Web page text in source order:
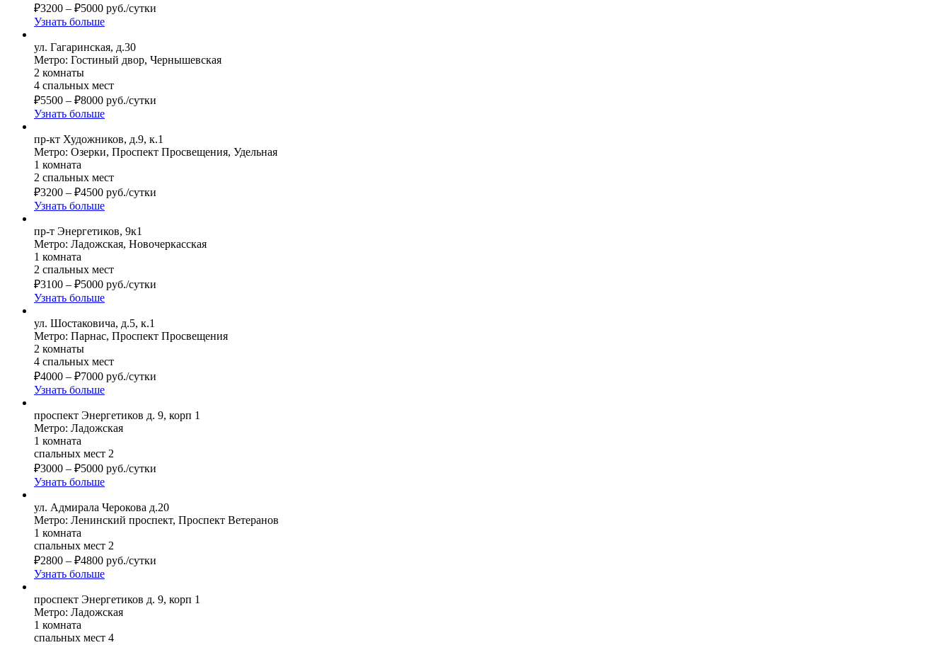
₽3200 – ₽5000 руб./сутки
Узнать больше
ул. Гагаринская, д.30
Метро: Гостиный двор, Чернышевская
2 комнаты
4 спальных мест
₽5500 – ₽8000 руб./сутки
Узнать больше
пр-кт Художников, д.9, к.1
Метро: Озерки, Проспект Просвещения, Удельная
1 комната
2 спальных мест
₽3200 – ₽4500 руб./сутки
Узнать больше
пр-т Энергетиков, 9к1
Метро: Ладожская, Новочеркасская
1 комната
2 спальных мест
₽3100 – ₽5000 руб./сутки
Узнать больше
ул. Шостаковича, д.5, к.1
Метро: Парнас, Проспект Просвещения
2 комнаты
4 спальных мест
₽4000 – ₽7000 руб./сутки
Узнать больше
проспект Энергетиков д. 9, корп 1
Метро: Ладожская
1 комната
спальных мест 2
₽3000 – ₽5000 руб./сутки
Узнать больше
ул. Адмирала Черокова д.20
Метро: Ленинский проспект, Проспект Ветеранов
1 комната
спальных мест 2
₽2800 – ₽4800 руб./сутки
Узнать больше
проспект Энергетиков д. 9, корп 1
Метро: Ладожская
1 комната
спальных мест 4